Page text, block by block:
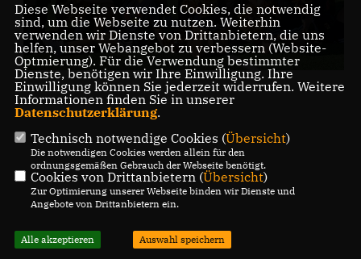
Diese Webseite verwendet Cookies, die notwendig
sind, um die Webseite zu nutzen. Weiterhin
verwenden wir Dienste von Drittanbietern, die uns
helfen, unser Webangebot zu verbessern (Website-
Optmierung). Für die Verwendung bestimmter
Dienste, benötigen wir Ihre Einwilligung. Ihre
Einwilligung können Sie jederzeit widerrufen. Weitere
Informationen finden Sie in unserer
Datenschutzerklärung.
Technisch notwendige Cookies (Übersicht)
Die notwendigen Cookies werden allein für den
ordnungsgemäßen Gebrauch der Webseite benötigt.
Cookies von Drittanbietern (Übersicht)
Zur Optimierung unserer Webseite binden wir Dienste und
Angebote von Drittanbietern ein.
Alle akzeptieren Auswahl speichern